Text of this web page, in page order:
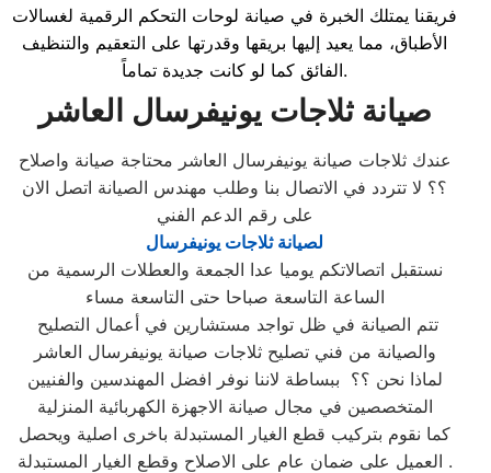
فريقنا يمتلك الخبرة في صيانة لوحات التحكم الرقمية لغسالات
الأطباق، مما يعيد إليها بريقها وقدرتها على التعقيم والتنظيف
الفائق كما لو كانت جديدة تماماً.
صيانة ثلاجات يونيفرسال العاشر
عندك ثلاجات صيانة يونيفرسال العاشر محتاجة صيانة واصلاح
؟؟ لا تتردد في الاتصال بنا وطلب مهندس الصيانة اتصل الان
على رقم الدعم الفني
لصيانة ثلاجات يونيفرسال
نستقبل اتصالاتكم يوميا عدا الجمعة والعطلات الرسمية من
الساعة التاسعة صباحا حتى التاسعة مساء
والصيانة من فني تصليح ثلاجات صيانة يونيفرسال العاشر
لماذا نحن ؟؟ ببساطة لاننا نوفر افضل المهندسين والفنيين
المتخصصين في مجال صيانة الاجهزة الكهربائية المنزلية
كما نقوم بتركيب قطع الغيار المستبدلة باخرى اصلية ويحصل
العميل على ضمان عام على الاصلاح وقطع الغيار المستبدلة .